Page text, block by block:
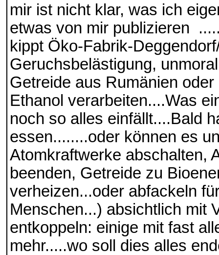
mir ist nicht klar, was ich
etwas von mir publizieren
kippt Öko-Fabrik-
Geruchsbelästigung,
Getreide aus Rumänien
Ethanol verarbeiten....Was
noch so alles einfällt....Bald
essen........oder können es
Atomkraftwerke abschalten,
beenden, Getreide zu
verheizen...oder abfackeln
Menschen...) absichtlich mit
entkoppeln: einige mit fast
mehr.....wo soll dies alles